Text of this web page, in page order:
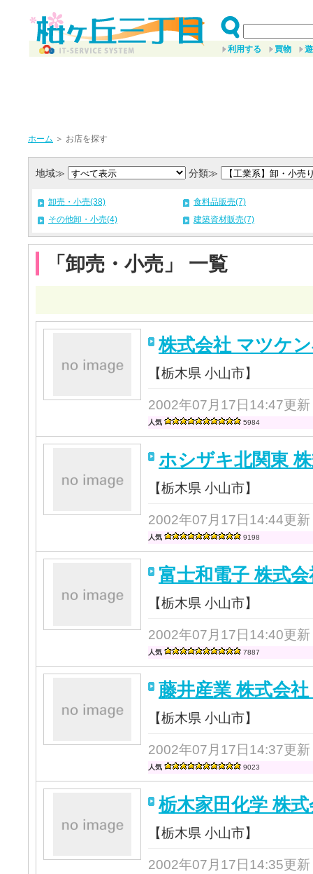
利用する 買物
ホーム ＞ お店を探す
地域≫ 分類≫
卸売・小売(38)
食料品販売(7)
その他卸・小売(4)
建築資材販売(7)
「卸売・小売」 一覧
株式会社 マツケ
【栃木県 小山市】
2002年07月17日14:47更新
人気 5984
ホシザキ北関東
【栃木県 小山市】
2002年07月17日14:44更新
人気 9198
富士和電子 株式会
【栃木県 小山市】
2002年07月17日14:40更新
人気 7887
藤井産業 株式会
【栃木県 小山市】
2002年07月17日14:37更新
人気 9023
栃木家田化学 株式
【栃木県 小山市】
2002年07月17日14:35更新